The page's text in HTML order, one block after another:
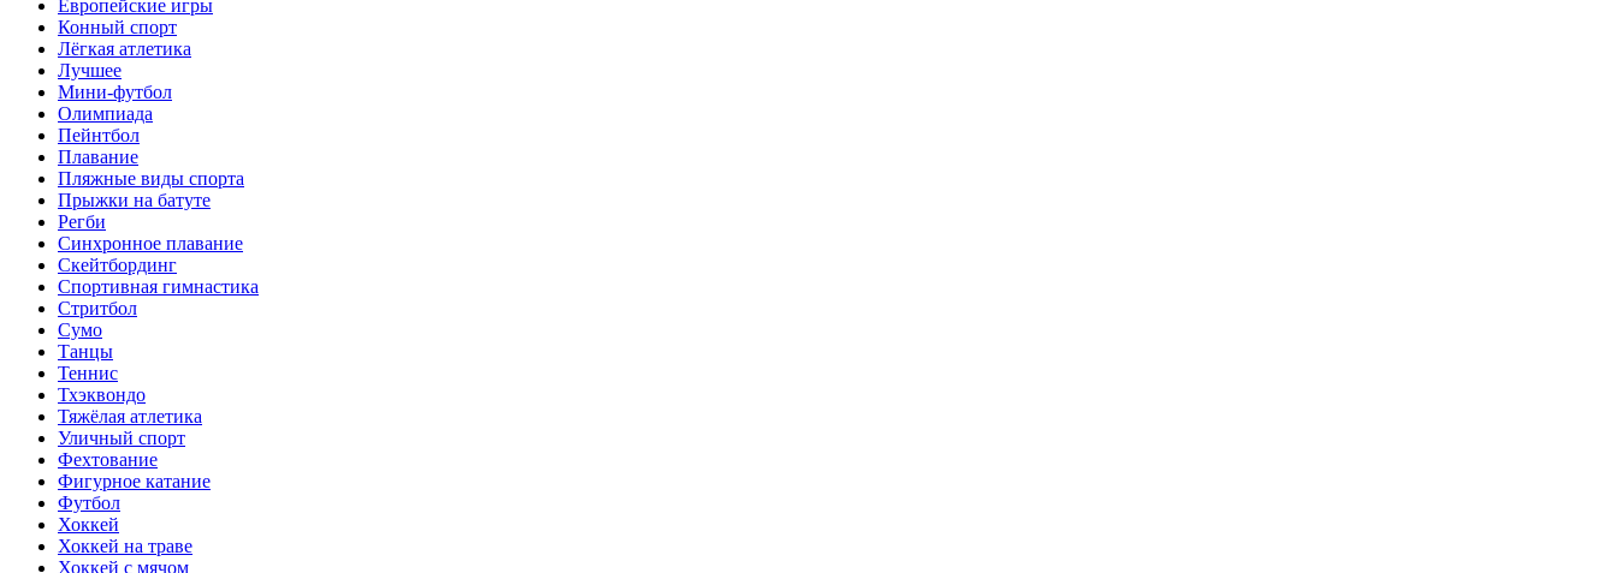
Европейские игры
Конный спорт
Лёгкая атлетика
Лучшее
Мини-футбол
Олимпиада
Пейнтбол
Плавание
Пляжные виды спорта
Прыжки на батуте
Регби
Синхронное плавание
Скейтбординг
Спортивная гимнастика
Стритбол
Сумо
Танцы
Теннис
Тхэквондо
Тяжёлая атлетика
Уличный спорт
Фехтование
Фигурное катание
Футбол
Хоккей
Хоккей на траве
Хоккей с мячом